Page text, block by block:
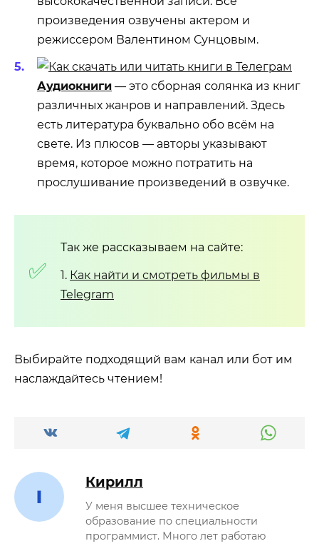
произведения озвучены актером и
режиссером Валентином Сунцовым.
Аудиокниги — это сборная солянка из книг
различных жанров и направлений. Здесь
есть литература буквально обо всём на
свете. Из плюсов — авторы указывают
время, которое можно потратить на
прослушивание произведений в озвучке.
Так же рассказываем на сайте:
1. Как найти и смотреть фильмы в
Telegram
Выбирайте подходящий вам канал или бот им
наслаждайтесь чтением!
Кирилл
У меня высшее техническое
образование по специальности
программист. Много лет работаю